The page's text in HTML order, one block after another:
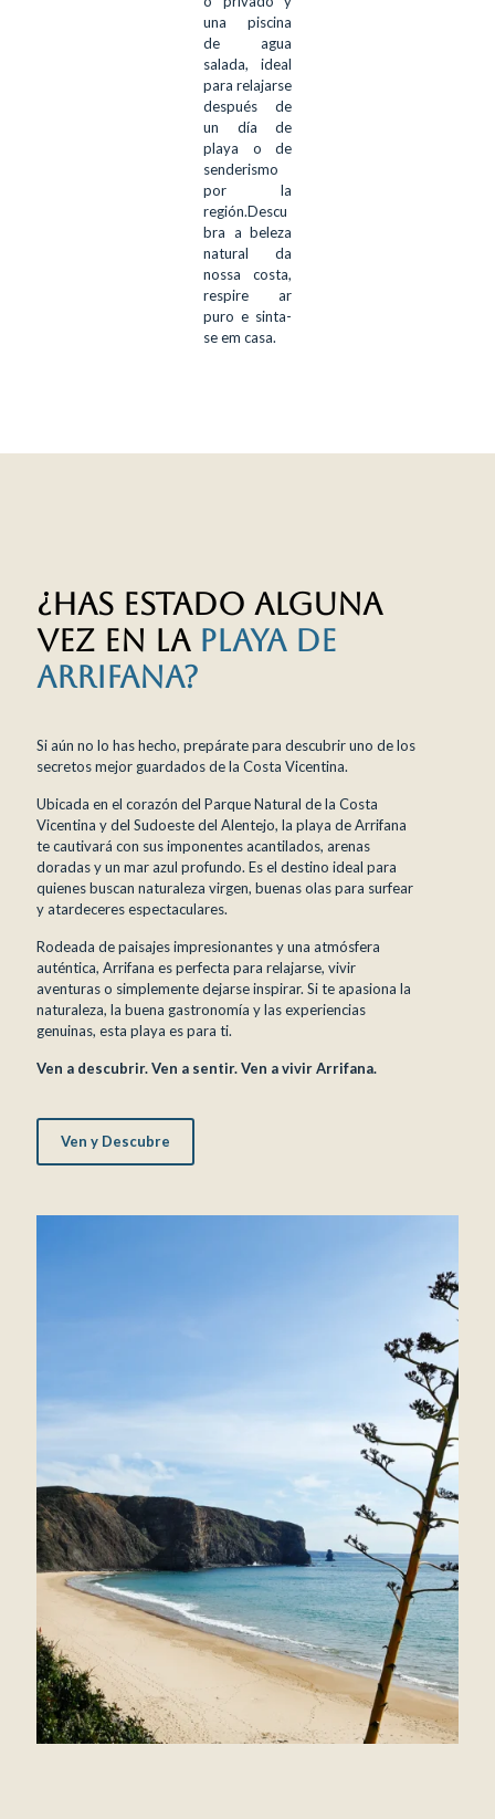
una piscina
de agua
salada, ideal
para relajarse
después de
un día de
playa o de
senderismo
por la
región.Descu
bra a beleza
natural da
nossa costa,
respire ar
puro e sinta-
se em casa.
¿Has estado alguna
vez en laplaya de
Arrifana?
Si aún no lo has hecho, prepárate para descubrir uno de los
secretos mejor guardados de la Costa Vicentina.
Ubicada en el corazón del Parque Natural de la Costa
Vicentina y del Sudoeste del Alentejo, la playa de Arrifana
te cautivará con sus imponentes acantilados, arenas
doradas y un mar azul profundo. Es el destino ideal para
quienes buscan naturaleza virgen, buenas olas para surfear
y atardeceres espectaculares.
Rodeada de paisajes impresionantes y una atmósfera
auténtica, Arrifana es perfecta para relajarse, vivir
aventuras o simplemente dejarse inspirar. Si te apasiona la
naturaleza, la buena gastronomía y las experiencias
genuinas, esta playa es para ti.
Ven a descubrir. Ven a sentir. Ven a vivir Arrifana.
Ven y Descubre